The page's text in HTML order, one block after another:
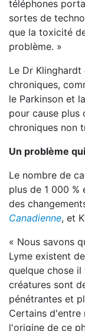
téléphones
sortes de
que la toxicité
problème. »
Le Dr
chroniques,
le Parkinson et
pour cause plus
chroniques non
Un problème
Le nombre de
plus de 1 000 %
des
Canadienne, et
« Nous savons
Lyme existent
quelque chose
créatures sont
pénétrantes et
Certains d'entre
l'origine de ce